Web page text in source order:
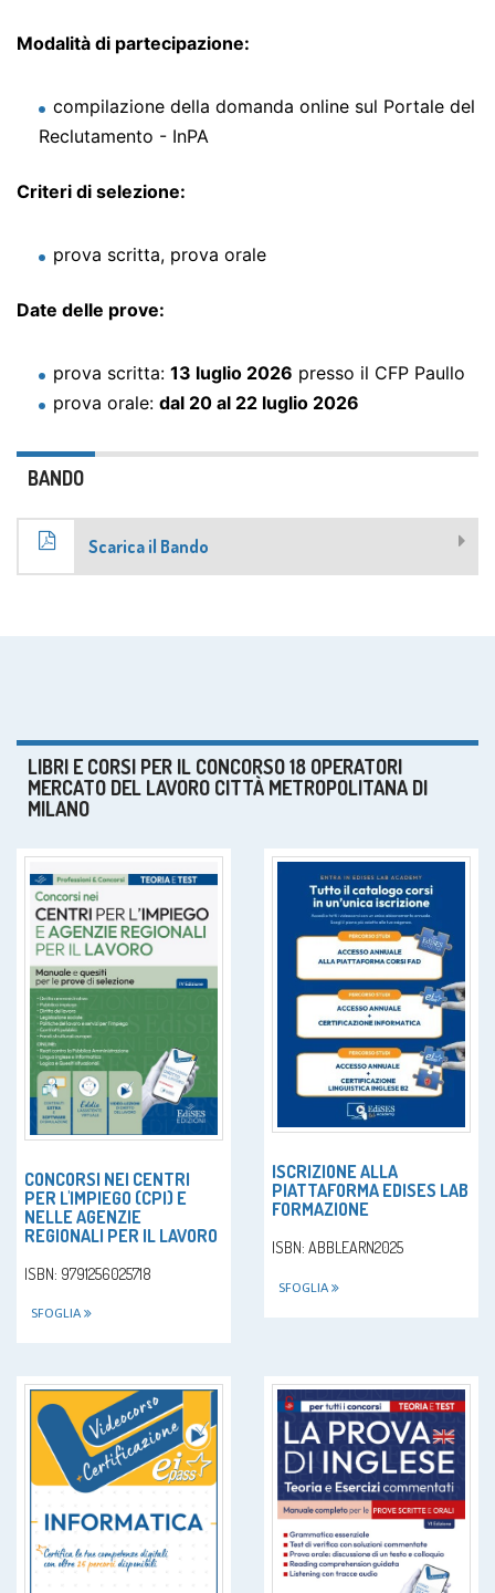
Modalità di partecipazione:
compilazione della domanda online sul Portale del
Reclutamento - InPA
Criteri di selezione:
prova scritta, prova orale
Date delle prove:
prova scritta: 13 luglio 2026 presso il CFP Paullo
prova orale: dal 20 al 22 luglio 2026
BANDO
Scarica il Bando
LIBRI E CORSI PER IL CONCORSO 18 OPERATORI
MERCATO DEL LAVORO CITTÀ METROPOLITANA DI
MILANO
CONCORSI NEI CENTRI
PER L'IMPIEGO (CPI) E
NELLE AGENZIE
REGIONALI PER IL LAVORO
ISBN: 9791256025718
SFOGLIA
ISCRIZIONE ALLA
PIATTAFORMA EDISES LAB
FORMAZIONE
ISBN: ABBLEARN2025
SFOGLIA